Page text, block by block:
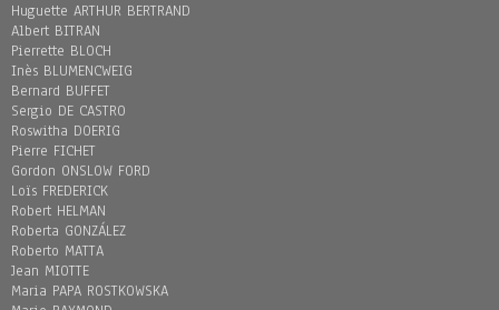
Huguette ARTHUR BERTRAND
Albert BITRAN
Pierrette BLOCH
Inès BLUMENCWEIG
Bernard BUFFET
Sergio DE CASTRO
Roswitha DOERIG
Pierre FICHET
Gordon ONSLOW FORD
Loïs FREDERICK
Robert HELMAN
Roberta GONZÁLEZ
Roberto MATTA
Jean MIOTTE
Maria PAPA ROSTKOWSKA